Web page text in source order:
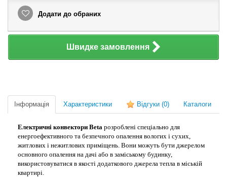
Додати до обраних
Швидке замовлення
Інформація Характеристики Відгуки (0) Каталоги
Електричні конвектори Beta розроблені спеціально для
енергоефективного та безпечного опалення вологих і сухих,
житлових і нежитлових приміщень. Вони можуть бути джерелом
основного опалення на дачі або в заміському будинку,
використовуватися в якості додаткового джерела тепла в міській
квартирі.